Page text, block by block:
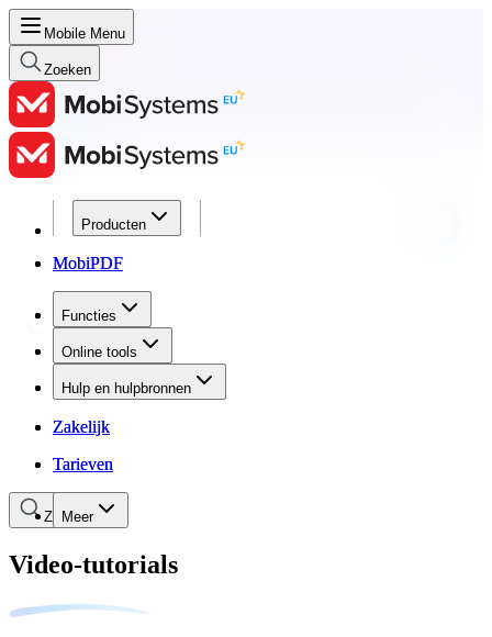
Mobile Menu
Zoeken
Producten
MobiPDF
Functies
Online tools
Hulp en hulpbronnen
Zakelijk
Tarieven
Meer
Producten
MobiPDF
Functies
Online tools
Hulp en hulpbronnen
Zakelijk
Tarieven
Zoeken
Video-tutorials